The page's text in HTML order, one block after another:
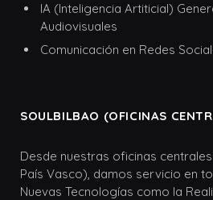
IA (Inteligencia Artiticial)
Audiovisuales
Comunicación en Redes
SOULBILBAO (OFICINAS
Desde nuestras oficinas centrales
País Vasco), damos servicio en
Nuevas Tecnologías como la